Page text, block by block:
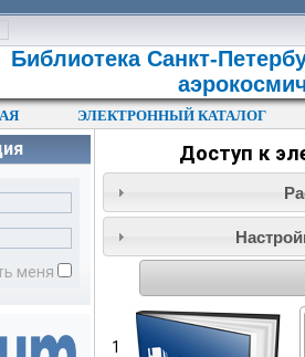
Библиотека Санкт-
ЭЛЕКТРОННЫЙ КАТАЛОГ
меня
Доступ к
1